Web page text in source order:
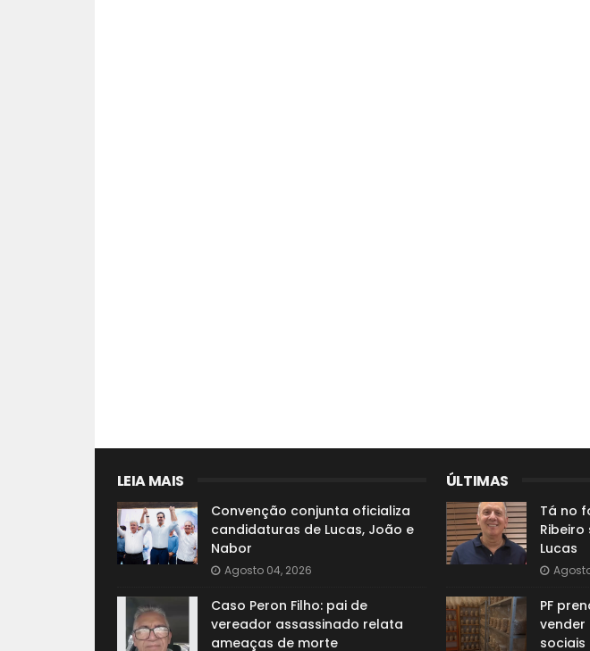
LEIA MAIS
Convenção conjunta oficializa
candidaturas de Lucas, João e
Nabor
Agosto 04, 2026
Caso Peron Filho: pai de
vereador assassinado relata
ameaças de morte
ÚLTIMAS
Tá no
Lucas
PF
vender
sociais